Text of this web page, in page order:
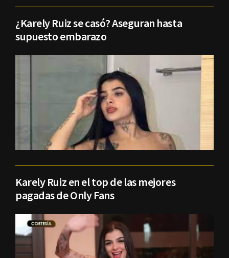
¿Karely Ruiz se casó? Aseguran hasta
supuesto embarazo
Karely Ruiz en el top de las mejores
pagadas de Only Fans